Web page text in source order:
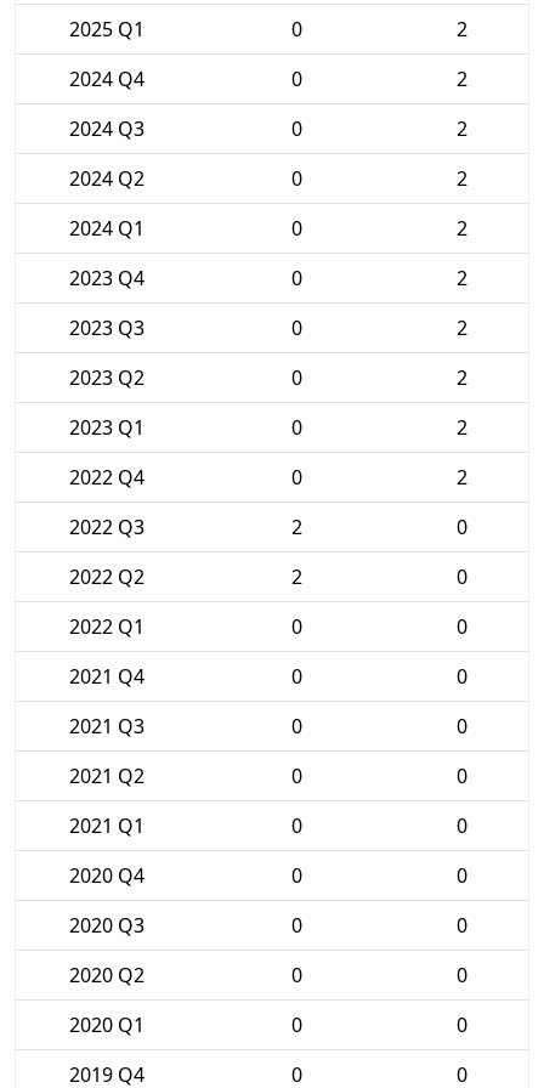
2025 Q1 0
2
2024 Q4
0
2
2024 Q3
0
2
2024 Q2
0
2
2024 Q1
0
2
2023 Q4
0
2
2023 Q3
0
2
2023 Q2
0
2
2023 Q1
0
2
2022 Q4
0
2
2022 Q3
2
0
2022 Q2
2
0
2022 Q1
0
0
2021 Q4
0
0
2021 Q3
0
0
2021 Q2
0
0
2021 Q1
0
0
2020 Q4
0
0
2020 Q3
0
0
2020 Q2
0
0
2020 Q1
0
0
2019 Q4
0 0